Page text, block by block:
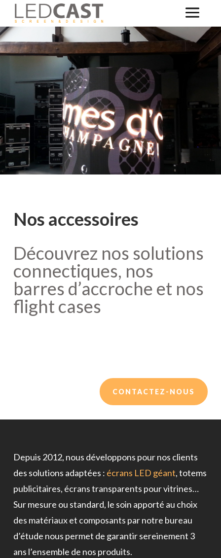
Nos accessoires
Découvrez nos solutions
connectiques, nos
barres d’accroche et nos
flight cases
CONTACTEZ-NOUS
Depuis 2012, nous développons pour nos clients
des solutions adaptées : écrans LED géant, totems
publicitaires, écrans transparents pour vitrines…
Sur mesure ou standard, le soin apporté au choix
des matériaux et composants par notre bureau
d’étude nous permet de garantir sereinement 3
ans l’ensemble de nos produits.